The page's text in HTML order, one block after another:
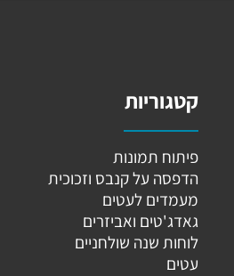
קטגוריות
פיתוח תמונות
הדפסה על קנבס וזכוכית
מעמדים לעטים
גאדג'טים ואביזרים
לוחות שנה שולחניים
עטים